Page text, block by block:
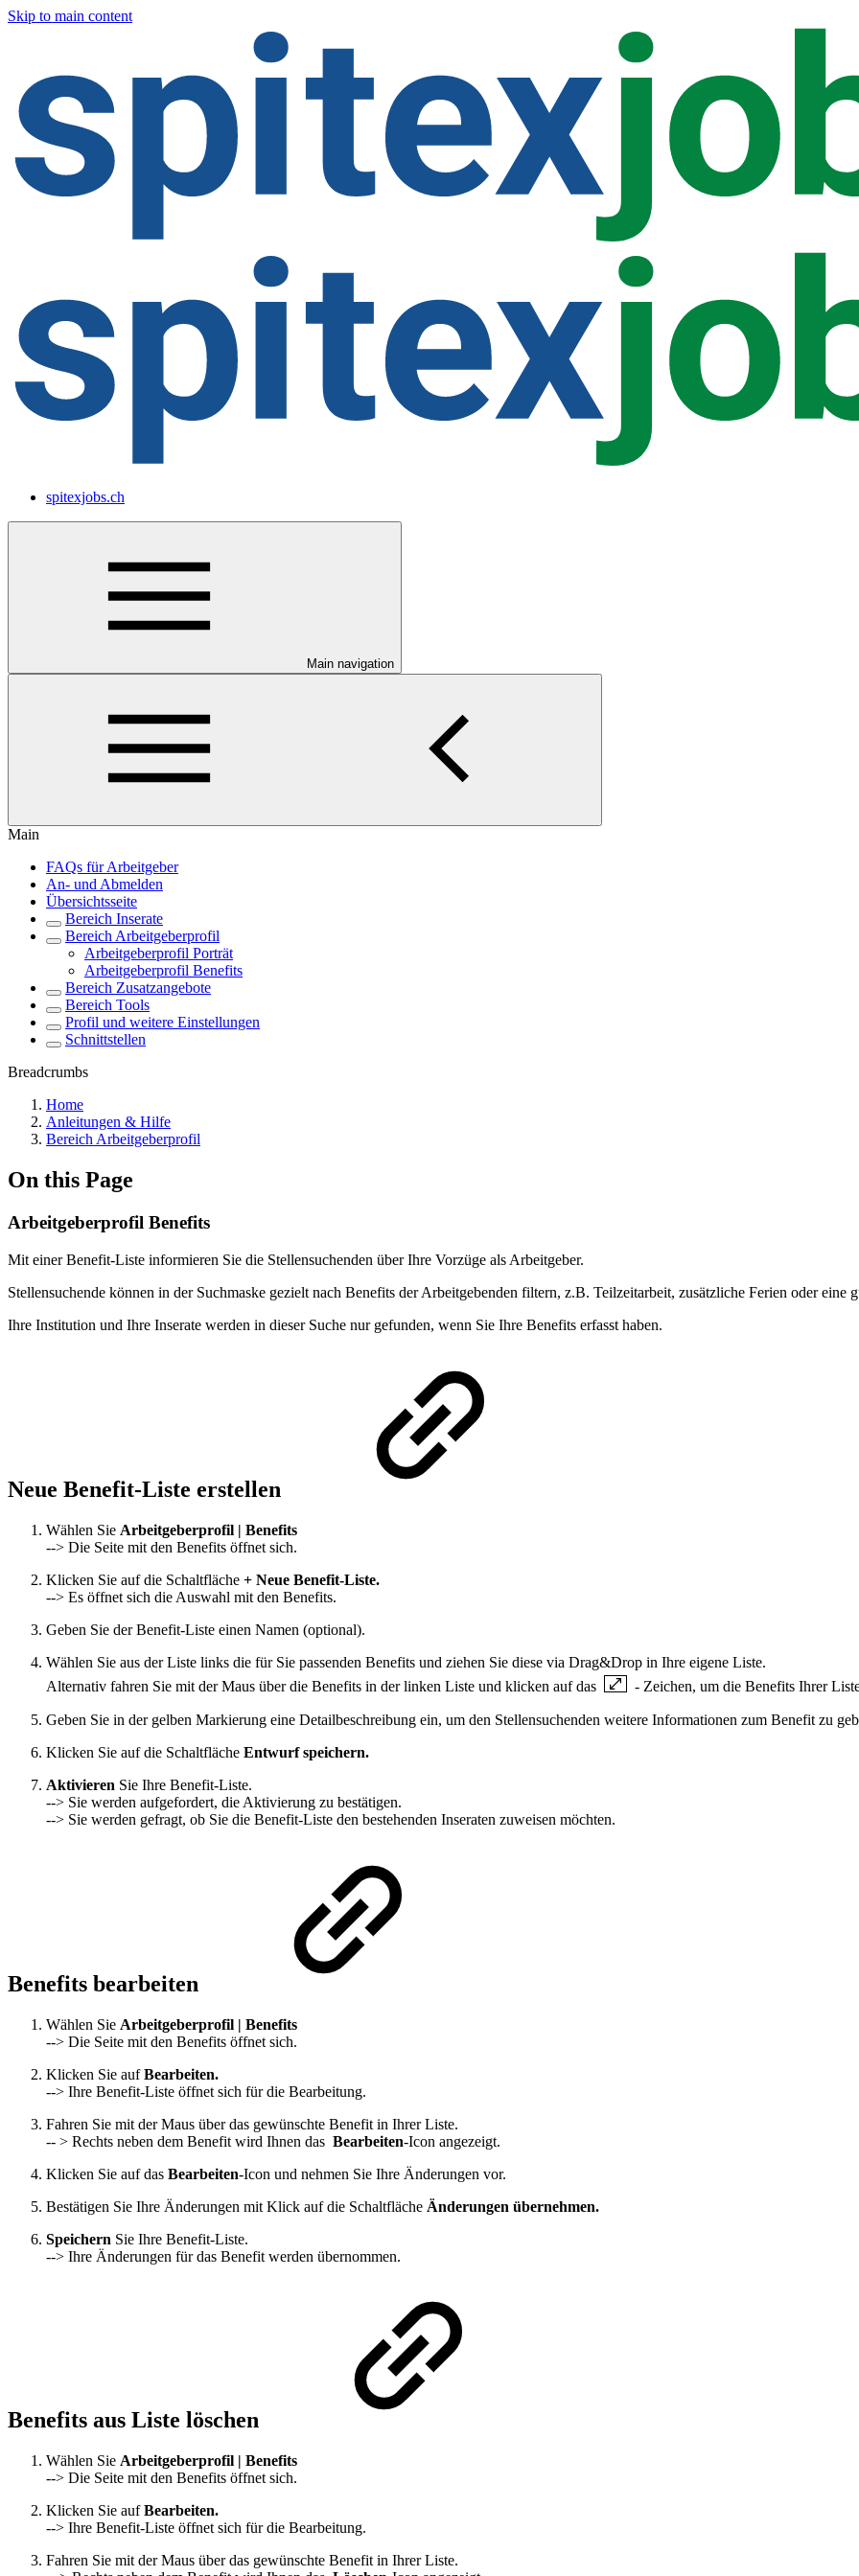
Skip to main content
spitexjobs.ch
Main navigation
Main
FAQs für Arbeitgeber
An- und Abmelden
Übersichtsseite
Bereich Inserate
Bereich Arbeitgeberprofil
Arbeitgeberprofil Porträt
Arbeitgeberprofil Benefits
Bereich Zusatzangebote
Bereich Tools
Profil und weitere Einstellungen
Schnittstellen
Breadcrumbs
Home
Anleitungen & Hilfe
Bereich Arbeitgeberprofil
On this Page
Arbeitgeberprofil Benefits
Mit einer Benefit-Liste informieren Sie die Stellensuchenden über Ihre Vorzüge als Arbeitgeber.
Stellensuchende können in der Suchmaske gezielt nach Benefits der Arbeitgebenden filtern, z.B. Teilzeitarbeit, zusätzliche Ferien oder eine
Ihre Institution und Ihre Inserate werden in dieser Suche nur gefunden, wenn Sie Ihre Benefits erfasst haben.
Neue Benefit-Liste erstellen
Wählen Sie Arbeitgeberprofil | Benefits
--> Die Seite mit den Benefits öffnet sich.
Klicken Sie auf die Schaltfläche + Neue Benefit-Liste.
--> Es öffnet sich die Auswahl mit den Benefits.
Geben Sie der Benefit-Liste einen Namen (optional).
Wählen Sie aus der Liste links die für Sie passenden Benefits und ziehen Sie diese via Drag&Drop in Ihre eigene Liste.
Alternativ fahren Sie mit der Maus über die Benefits in der linken Liste und klicken auf das
- Zeichen, um die Benefits Ihrer
Geben Sie in der gelben Markierung eine Detailbeschreibung ein, um den Stellensuchenden weitere Informationen zum Benefit zu
Klicken Sie auf die Schaltfläche Entwurf speichern.
Aktivieren Sie Ihre Benefit-Liste.
--> Sie werden aufgefordert, die Aktivierung zu bestätigen.
--> Sie werden gefragt, ob Sie die Benefit-Liste den bestehenden Inseraten zuweisen möchten.
Benefits bearbeiten
Wählen Sie Arbeitgeberprofil | Benefits
--> Die Seite mit den Benefits öffnet sich.
Klicken Sie aufBearbeiten.
--> Ihre Benefit-Liste öffnet sich für die Bearbeitung.
Fahren Sie mit der Maus über das gewünschte Benefit in Ihrer Liste.
-- > Rechts neben dem Benefit wird Ihnen das Bearbeiten-Icon angezeigt.
Klicken Sie auf das Bearbeiten-Icon und nehmen Sie Ihre Änderungen vor.
Bestätigen Sie Ihre Änderungen mit Klick auf die Schaltfläche Änderungen übernehmen.
Speichern Sie Ihre Benefit-Liste.
--> Ihre Änderungen für das Benefit werden übernommen.
Benefits aus Liste löschen
Wählen Sie Arbeitgeberprofil | Benefits
--> Die Seite mit den Benefits öffnet sich.
Klicken Sie aufBearbeiten.
--> Ihre Benefit-Liste öffnet sich für die Bearbeitung.
Fahren Sie mit der Maus über das gewünschte Benefit in Ihrer Liste.